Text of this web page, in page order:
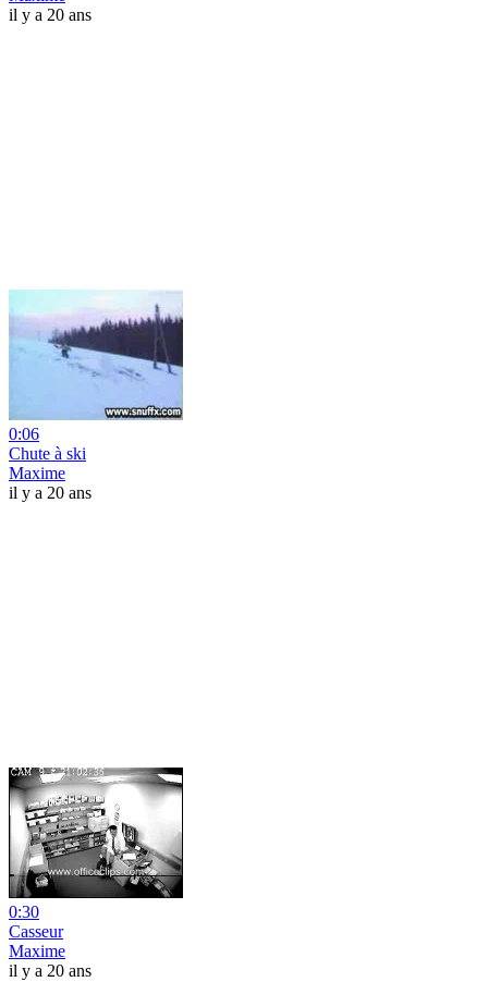
il y a 20 ans
0:06
Chute à ski
Maxime
il y a 20 ans
0:30
Casseur
Maxime
il y a 20 ans